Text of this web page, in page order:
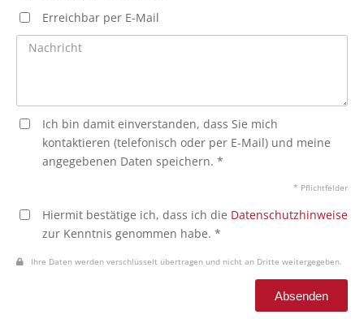
Erreichbar per E-Mail
Ich bin damit einverstanden, dass Sie mich
kontaktieren (telefonisch oder per E-Mail) und meine
angegebenen Daten speichern. *
* Pflichtfelder
Hiermit bestätige ich, dass ich die Datenschutzhinweise
zur Kenntnis genommen habe. *
Ihre Daten werden verschlüsselt übertragen und nicht an Dritte weitergegeben.
Absenden